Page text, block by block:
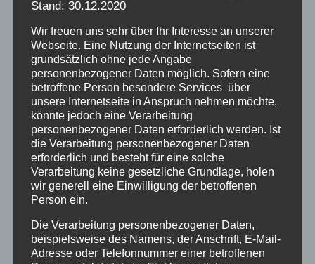
Termin wird dann ab November wieder neu
beginnen und immer der erste Montag im
Monat sein. Wir hoffen, ihr könnt da auch. Wir
freuen uns auf euch! Berliner Gruppe
Verschickungskinderim Sekis e.V.,
Bismarkstraße 101, in Berlin-Charlottenburg.
Anmelden und Kontakt:
berlin@verschickungsheime.de
Stand: 30.12.2020
Wir freuen uns sehr über Ihr Interesse an unserer
Webseite. Eine Nutzung der Internetseiten ist
grundsätzlich ohne jede Angabe
personenbezogener Daten möglich. Sofern eine
betroffene Person besondere Services über
unsere Internetseite in Anspruch nehmen möchte,
könnte jedoch eine Verarbeitung
personenbezogener Daten erforderlich werden. Ist
die Verarbeitung personenbezogener Daten
erforderlich und besteht für eine solche
Verarbeitung keine gesetzliche Grundlage, holen
wir generell eine Einwilligung der betroffenen
Person ein.
Die Verarbeitung personenbezogener Daten,
beispielsweise des Namens, der Anschrift, E-Mail-
Adresse oder Telefonnummer einer betroffenen